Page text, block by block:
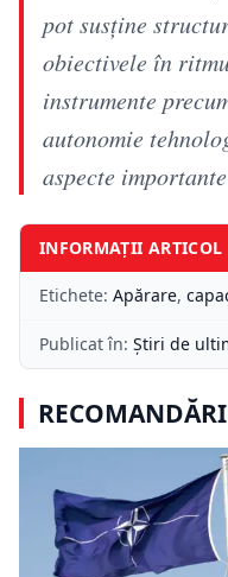
pot susţine
obiectivele în
instrumente
autonomie
aspecte
INFORMAȚII ARTICOL
Etichete: Apărare,
Publicat în: Știri de